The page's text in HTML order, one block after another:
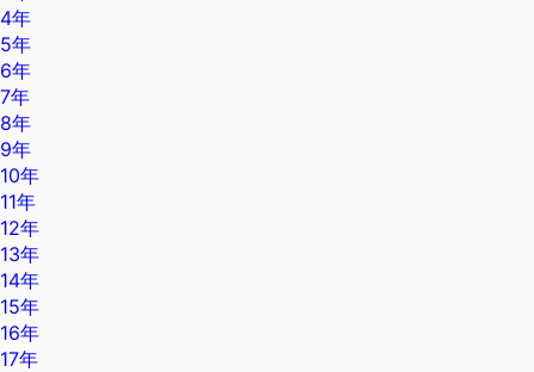
4年
5年
6年
7年
8年
9年
10年
11年
12年
13年
14年
15年
16年
17年